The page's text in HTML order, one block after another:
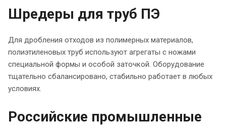
Шредеры для труб ПЭ
Для дробления отходов из полимерных материалов,
полиэтиленовых труб используют агрегаты с ножами
специальной формы и особой заточкой. Оборудование
тщательно сбалансировано, стабильно работает в любых
условиях.
Российские промышленные